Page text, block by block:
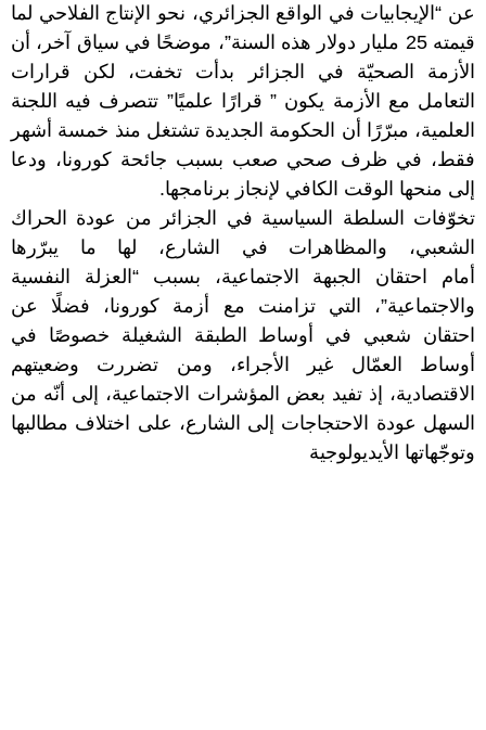
عن “الإيجابيات في الواقع الجزائري، نحو الإنتاج الفلاحي لما
قيمته 25 مليار دولار هذه السنة”، موضحًا في سياق آخر، أن
الأزمة الصحيّة في الجزائر بدأت تخفت، لكن قرارات
التعامل مع الأزمة يكون ” قرارًا علميًا” تتصرف فيه اللجنة
العلمية، مبرّرًا أن الحكومة الجديدة تشتغل منذ خمسة أشهر
فقط، في ظرف صحي صعب بسبب جائحة كورونا، ودعا
إلى منحها الوقت الكافي لإنجاز برنامجها.
تخوّفات السلطة السياسية في الجزائر من عودة الحراك
الشعبي، والمظاهرات في الشارع، لها ما يبرّرها
أمام احتقان الجبهة الاجتماعية، بسبب “العزلة النفسية
والاجتماعية”، التي تزامنت مع أزمة كورونا، فضلًا عن
احتقان شعبي في أوساط الطبقة الشغيلة خصوصًا في
أوساط العمّال غير الأجراء، ومن تضررت وضعيتهم
الاقتصادية، إذ تفيد بعض المؤشرات الاجتماعية، إلى أنّه من
السهل عودة الاحتجاجات إلى الشارع، على اختلاف مطالبها
وتوجّهاتها الأيديولوجية